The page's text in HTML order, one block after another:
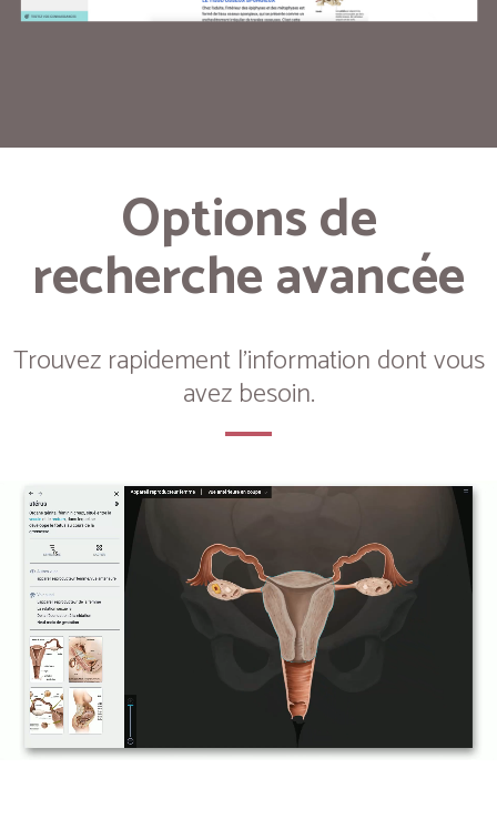
Options de
recherche avancée
Trouvez rapidement l'information dont vous
avez besoin.